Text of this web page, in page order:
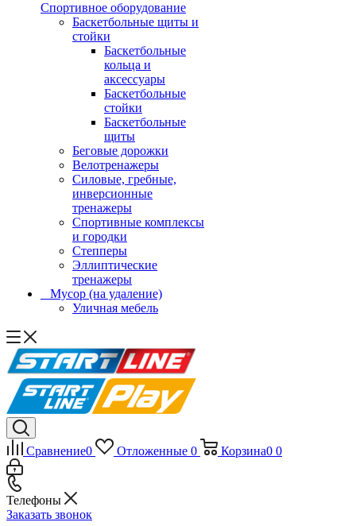
Спортивное оборудование
Баскетбольные щиты и
стойки
Баскетбольные
кольца и
аксессуары
Баскетбольные
стойки
Баскетбольные
щиты
Беговые дорожки
Велотренажеры
Силовые, гребные,
инверсионные
тренажеры
Спортивные комплексы
и городки
Степперы
Эллиптические
тренажеры
_ Мусор (на удаление)
Уличная мебель
Сравнение0 Отложенные 0 Корзина0 0
Телефоны
Заказать звонок